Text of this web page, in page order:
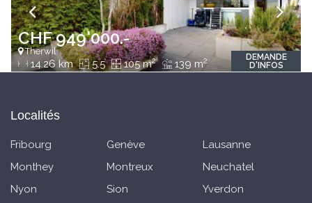
CHF 949'000.-
Therwil
14.26 km 5.5 105 m2 139 m2
DEMANDE
D'INFOS
Localités
Fribourg Genève
Lausanne
Monthey
Montreux
Neuchatel
Nyon
Sion Yverdon